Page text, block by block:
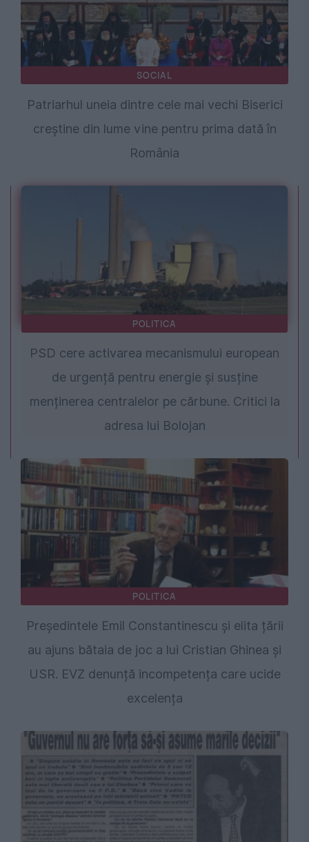
SOCIAL
Patriarhul uneia dintre cele mai vechi Biserici
creștine din lume vine pentru prima dată în
România
POLITICA
PSD cere activarea mecanismului european
de urgență pentru energie și susține
menținerea centralelor pe cărbune. Critici la
adresa lui Bolojan
POLITICA
Președintele Emil Constantinescu și elita țării
au ajuns bătaia de joc a lui Cristian Ghinea și
USR. EVZ denunță incompetența care ucide
excelența